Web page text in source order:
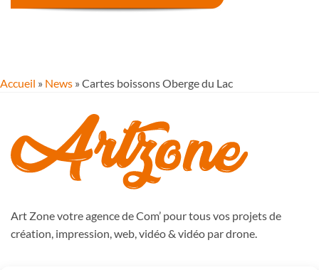
Accueil » News » Cartes boissons Oberge du Lac
Art Zone votre agence de Com’ pour tous vos projets de
création, impression, web, vidéo & vidéo par drone.